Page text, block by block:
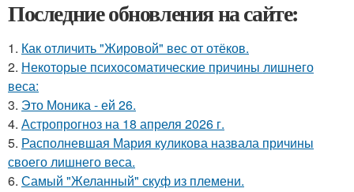
Последние обновления на сайте:
1. Как отличить "Жировой" вес от отёков.
2. Некоторые психосоматические причины лишнего
веса:
3. Это Моника - ей 26.
4. Астропрогноз на 18 апреля 2026 г.
5. Располневшая Мария куликова назвала причины
своего лишнего веса.
6. Самый "Желанный" скуф из племени.